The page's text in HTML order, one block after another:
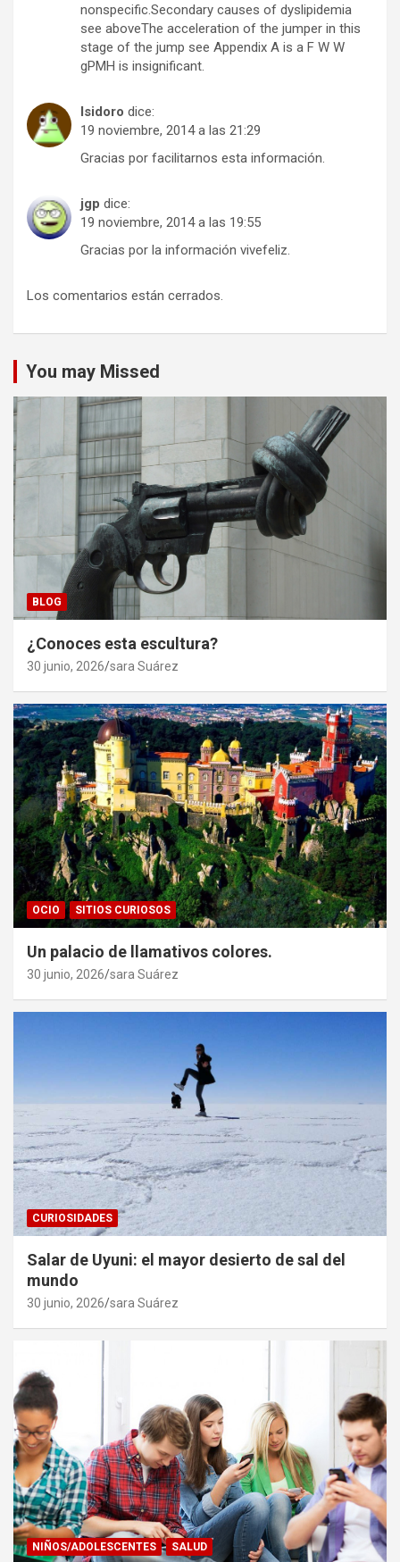
nonspecific.Secondary causes of dyslipidemia
see aboveThe acceleration of the jumper in this
stage of the jump see Appendix A is a F W W
gPMH is insignificant.
Isidoro dice:
19 noviembre, 2014 a las 21:29
Gracias por facilitarnos esta información.
jgp dice:
19 noviembre, 2014 a las 19:55
Gracias por la información vivefeliz.
Los comentarios están cerrados.
You may Missed
BLOG
¿Conoces esta escultura?
30 junio, 2026 sara Suárez
OCIO SITIOS CURIOSOS
Un palacio de llamativos colores.
30 junio, 2026 sara Suárez
CURIOSIDADES
Salar de Uyuni: el mayor desierto de sal del
mundo
30 junio, 2026 sara Suárez
NIÑOS/ADOLESCENTES SALUD